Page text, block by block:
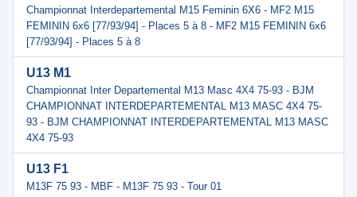
Championnat Interdepartemental M15 Feminin 6X6 - MF2 M15
FEMININ 6x6 [77/93/94] - Places 5 à 8 - MF2 M15 FEMININ 6x6
[77/93/94] - Places 5 à 8
U13 M1
Championnat Inter Departemental M13 Masc 4X4 75-93 - BJM
CHAMPIONNAT INTERDEPARTEMENTAL M13 MASC 4X4 75-
93 - BJM CHAMPIONNAT INTERDEPARTEMENTAL M13 MASC
4X4 75-93
U13 F1
M13F 75 93 - MBF - M13F 75 93 - Tour 01